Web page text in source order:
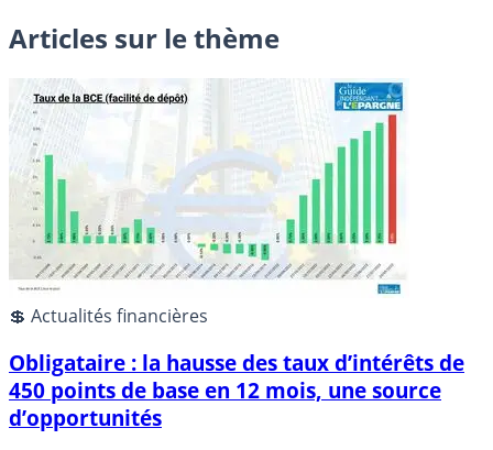
Articles sur le thème
💲 Actualités financières
Obligataire : la hausse des taux d’intérêts de
450 points de base en 12 mois, une source
d’opportunités